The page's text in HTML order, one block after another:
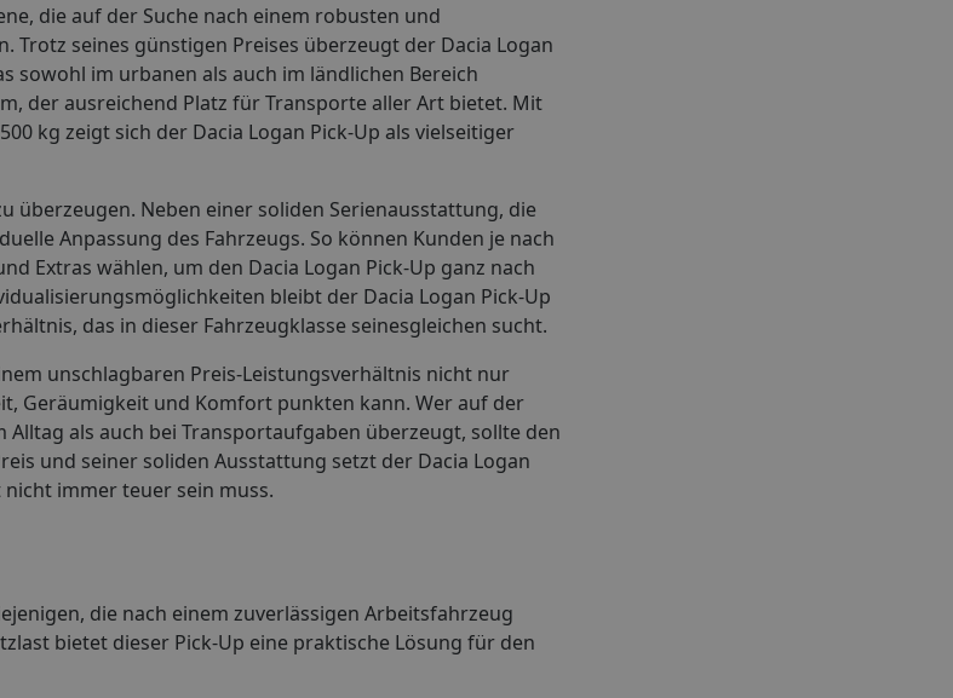
die auf der Suche nach einem robusten und
Trotz seines günstigen Preises überzeugt der Dacia Logan
sowohl im urbanen als auch im ländlichen Bereich
der ausreichend Platz für Transporte aller Art bietet. Mit
kg zeigt sich der Dacia Logan Pick-Up als vielseitiger
überzeugen. Neben einer soliden Serienausstattung, die
Anpassung des Fahrzeugs. So können Kunden je nach
Extras wählen, um den Dacia Logan Pick-Up ganz nach
bleibt der Dacia Logan Pick-Up
das in dieser Fahrzeugklasse seinesgleichen sucht.
unschlagbaren Preis-Leistungsverhältnis nicht nur
Geräumigkeit und Komfort punkten kann. Wer auf der
als auch bei Transportaufgaben überzeugt, sollte den
und seiner soliden Ausstattung setzt der Dacia Logan
immer teuer sein muss.
die nach einem zuverlässigen Arbeitsfahrzeug
bietet dieser Pick-Up eine praktische Lösung für den